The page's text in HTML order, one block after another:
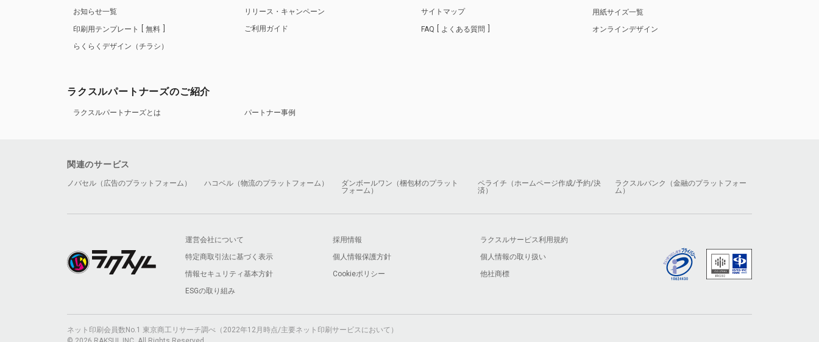
お知らせ一覧
印刷用テンプレート
無料
らくらくデザイン（チラシ）
リリース・キャンペーン
ご利用ガイド
サイトマップ
FAQ よくある質問
用紙サイズ一覧
オンラインデザイン
ラクスルパートナーズのご紹介
ラクスルパートナーズとは パートナー事例
関連のサービス
ノバセル（広告のプラットフォーム） ハコベル（物流のプラットフォーム）
ダンボールワン（梱包材のプラット
フォーム）
ペライチ（ホームページ作成/予約/決
済）
ラクスルバンク（金融のプラットフォー
ム）
運営会社について 採用情報
ラクスルサービス利用規約
特定商取引法に基づく表示
個人情報保護方針
個人情報の取り扱い
情報セキュリティ基本方針
Cookieポリシー
他社商標
ESGの取り組み
ネット印刷会員数No.1 東京商工リサーチ調べ（2022年12月時点/主要ネット印刷サービスにおいて）